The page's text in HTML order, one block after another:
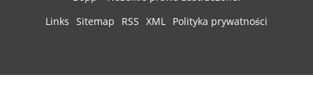
Links Sitemap RSS XML Polityka prywatności